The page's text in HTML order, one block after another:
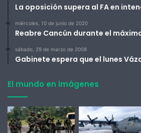
La oposición supera al FA en
miércoles, 10 de junio de 2020
Reabre Cancún durante el
sábado, 29 de marzo de 2008
Gabinete espera que el lunes
El mundo en imágenes